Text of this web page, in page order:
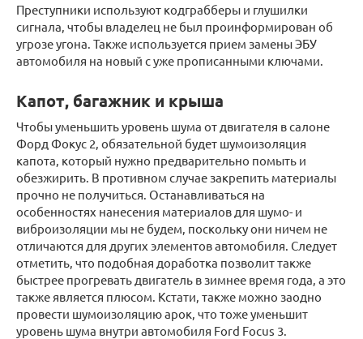
Преступники используют кодграбберы и глушилки
сигнала, чтобы владелец не был проинформирован об
угрозе угона. Также используется прием замены ЭБУ
автомобиля на новый с уже прописанными ключами.
Капот, багажник и крыша
Чтобы уменьшить уровень шума от двигателя в салоне
Форд Фокус 2, обязательной будет шумоизоляция
капота, который нужно предварительно помыть и
обезжирить. В противном случае закрепить материалы
прочно не получиться. Останавливаться на
особенностях нанесения материалов для шумо- и
виброизоляции мы не будем, поскольку они ничем не
отличаются для других элементов автомобиля. Следует
отметить, что подобная доработка позволит также
быстрее прогревать двигатель в зимнее время года, а это
также является плюсом. Кстати, также можно заодно
провести шумоизоляцию арок, что тоже уменьшит
уровень шума внутри автомобиля Ford Focus 3.